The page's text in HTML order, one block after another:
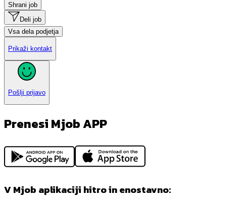
Shrani job
Deli job
Vsa dela podjetja
Prikaži kontakt
Pošlji prijavo
Prenesi Mjob APP
V Mjob aplikaciji hitro in enostavno: